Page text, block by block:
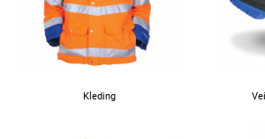
Kleding